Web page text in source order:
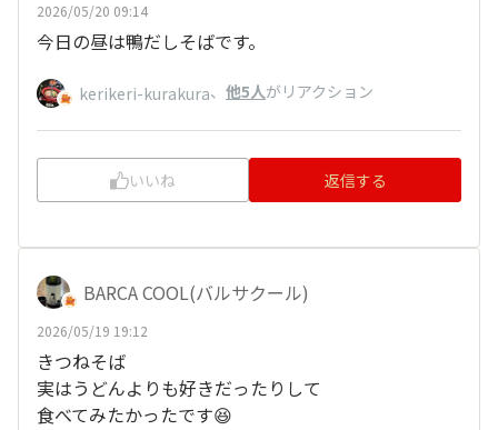
2026/05/20 09:14
今日の昼は鴨だしそばです。
kerikeri-kurakura、 他5人がリアクション
いいね 返信する
BARCA COOL(バルサクール)
2026/05/19 19:12
きつねそば
実はうどんよりも好きだったりして
食べてみたかったです😆